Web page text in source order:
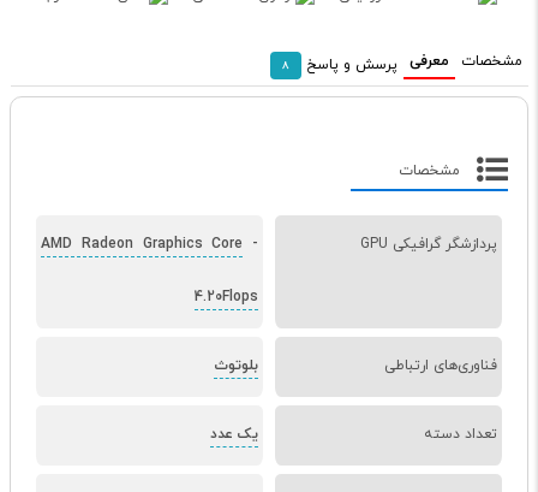
مشخصات معرفی پرسش و پاسخ 8
مشخصات
پردازشگر گرافیکی GPU AMD Radeon Graphics Core -
4.20Flops
فناوری‌های ارتباطی بلوتوث
تعداد دسته یک عدد